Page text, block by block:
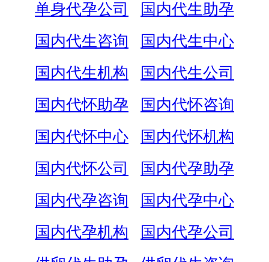
单身代孕公司
国内代生助孕
国内代生咨询
国内代生中心
国内代生机构
国内代生公司
国内代怀助孕
国内代怀咨询
国内代怀中心
国内代怀机构
国内代怀公司
国内代孕助孕
国内代孕咨询
国内代孕中心
国内代孕机构
国内代孕公司